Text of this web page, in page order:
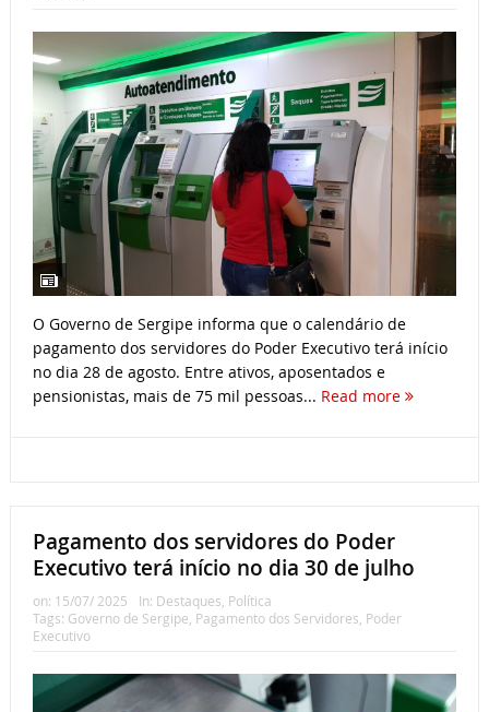
O Governo de Sergipe informa que o calendário de
pagamento dos servidores do Poder Executivo terá início
no dia 28 de agosto. Entre ativos, aposentados e
pensionistas, mais de 75 mil pessoas... Read more
Pagamento dos servidores do Poder
Executivo terá início no dia 30 de julho
on: 15/07/ 2025 In: Destaques, Política
Tags: Governo de Sergipe, Pagamento dos Servidores, Poder
Executivo